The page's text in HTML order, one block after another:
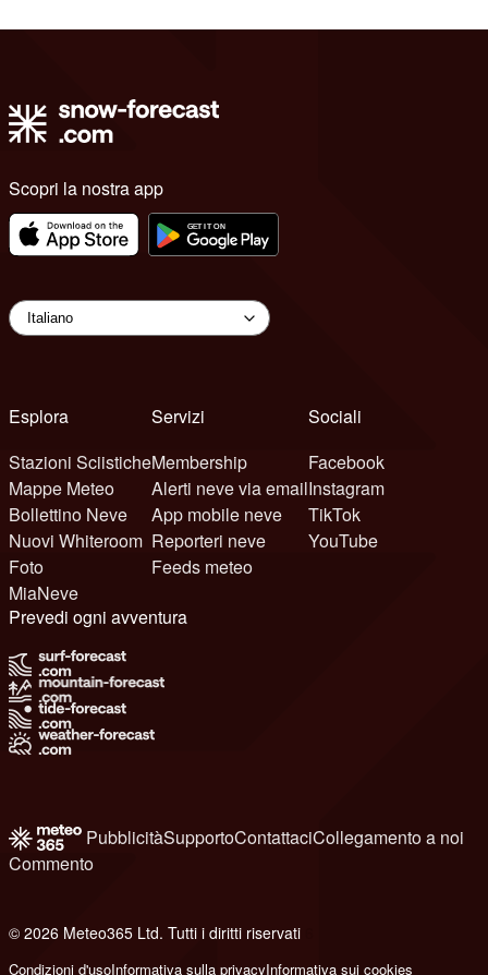
Scopri la nostra app
Esplora
Stazioni Sciistiche
Mappe Meteo
Bollettino Neve
Nuovi Whiteroom
Foto
MiaNeve
Servizi
Membership
Alerti neve via email
App mobile neve
Reporteri neve
Feeds meteo
Sociali
Facebook
Instagram
TikTok
YouTube
Prevedi ogni avventura
PubblicitàSupportoContattaciCollegamento a noi
Commento
© 2026 Meteo365 Ltd. Tutti i diritti riservati
Condizioni d'usoInformativa sulla privacyInformativa sui cookies